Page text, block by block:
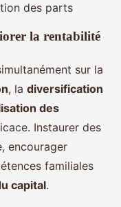
des parts
la rentabilité
sur la
, la diversification
des
Instaurer des
encourager
familiales
capital.